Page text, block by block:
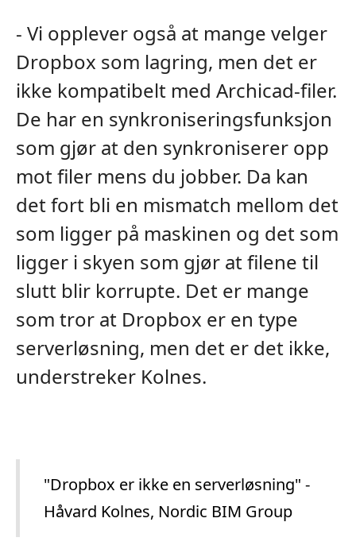
- Vi opplever også at mange velger
Dropbox som lagring, men det er
ikke kompatibelt med Archicad-filer.
De har en synkroniseringsfunksjon
som gjør at den synkroniserer opp
mot filer mens du jobber. Da kan
det fort bli en mismatch mellom det
som ligger på maskinen og det som
ligger i skyen som gjør at filene til
slutt blir korrupte. Det er mange
som tror at Dropbox er en type
serverløsning, men det er det ikke,
understreker Kolnes.
"Dropbox er ikke en serverløsning" -
Håvard Kolnes, Nordic BIM Group